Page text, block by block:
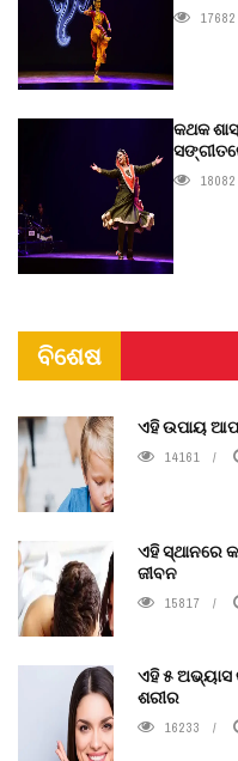
17682
କଥକ
18082
ବିଶେଷ
ଏହି ଉପାୟ
14161
ଏହି ସ୍ଥାନରେ
ଜୀବନ
15817
ଏହି ୫
ଶରୀର
16233